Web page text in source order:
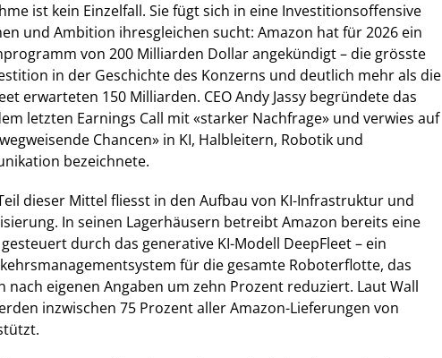
ist kein Einzelfall. Sie fügt sich in eine Investitionsoffensive
und Ambition ihresgleichen sucht: Amazon hat für 2026 ein
von 200 Milliarden Dollar angekündigt – die grösste
in der Geschichte des Konzerns und deutlich mehr als die
erwarteten 150 Milliarden. CEO Andy Jassy begründete das
letzten Earnings Call mit «starker Nachfrage» und verwies auf
Chancen» in KI, Halbleitern, Robotik und
bezeichnete.
dieser Mittel fliesst in den Aufbau von KI-Infrastruktur und
In seinen Lagerhäusern betreibt Amazon bereits eine
durch das generative KI-Modell DeepFleet – ein
für die gesamte Roboterflotte, das
nach eigenen Angaben um zehn Prozent reduziert. Laut Wall
inzwischen 75 Prozent aller Amazon-Lieferungen von